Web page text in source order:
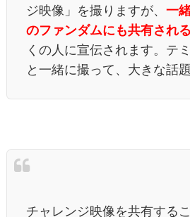
ジ映像」を撮りますが、 一
のファンダムにも共有される
くの人に宣伝されます。テ
と一緒に撮って、大きな話
チャレンジ映像を共有する